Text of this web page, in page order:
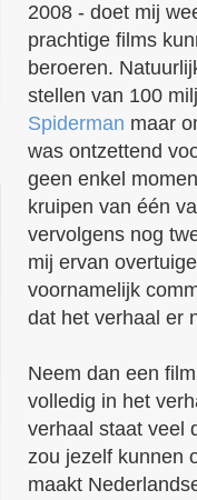
2008 - doet mij
prachtige films
beroeren.
stellen van 100
Spiderman maar
was ontzettend
geen enkel
kruipen van één
vervolgens nog
mij ervan
voornamelijk
dat het verhaal er
Neem dan een
volledig in het
verhaal staat veel
zou jezelf kunnen
maakt